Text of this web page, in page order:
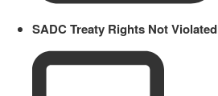
SADC Treaty Rights Not Violated